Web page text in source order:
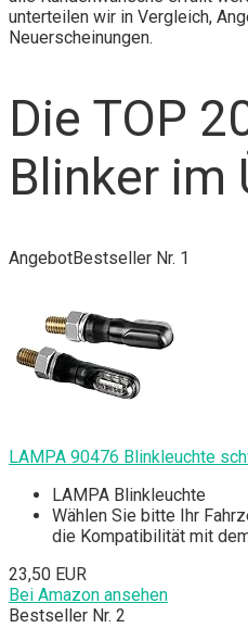
unterteilen wir in Vergleich,
Neuerscheinungen.
Die TOP
Blinker im
AngebotBestseller Nr. 1
LAMPA 90476 Blinkleuchte
LAMPA Blinkleuchte
Wählen Sie bitte Ihr
die Kompatibilität mit
23,50 EUR
Bei Amazon ansehen
Bestseller Nr. 2